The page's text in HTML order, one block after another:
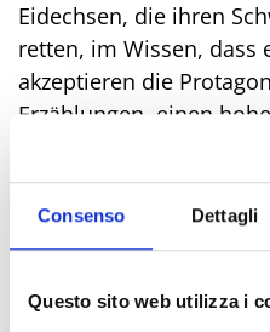
Consenso Dettagli
Questo sito web utilizza i
Eidechsen, die ihren
retten, im Wissen, dass
akzeptieren die
Erzählungen, einen
eine zweite Chance im
Mittwoch, 29. Juli
Musardo – „L'uomo
Mann, der dem
intensiven und